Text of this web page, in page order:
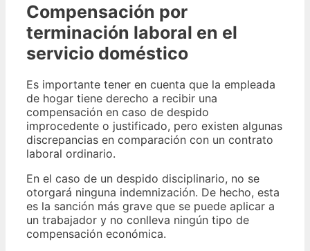
Compensación por
terminación laboral en el
servicio doméstico
Es importante tener en cuenta que la empleada
de hogar tiene derecho a recibir una
compensación en caso de despido
improcedente o justificado, pero existen algunas
discrepancias en comparación con un contrato
laboral ordinario.
En el caso de un despido disciplinario, no se
otorgará ninguna indemnización. De hecho, esta
es la sanción más grave que se puede aplicar a
un trabajador y no conlleva ningún tipo de
compensación económica.